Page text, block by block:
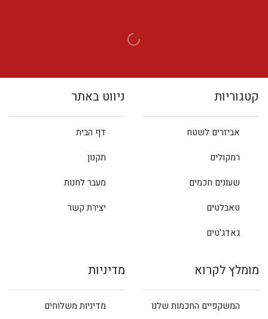
קטגוריות
אביזרים לשטח
רמקולים
שעונים חכמים
טאבלטים
גאדג'טים
ניווט באתר
דף הבית
תקנון
מעבר לחנות
יצירת קשר
מומלץ לקרוא
המשקפיים החכמות שלנו
מדיניות
מדיניות משלוחים